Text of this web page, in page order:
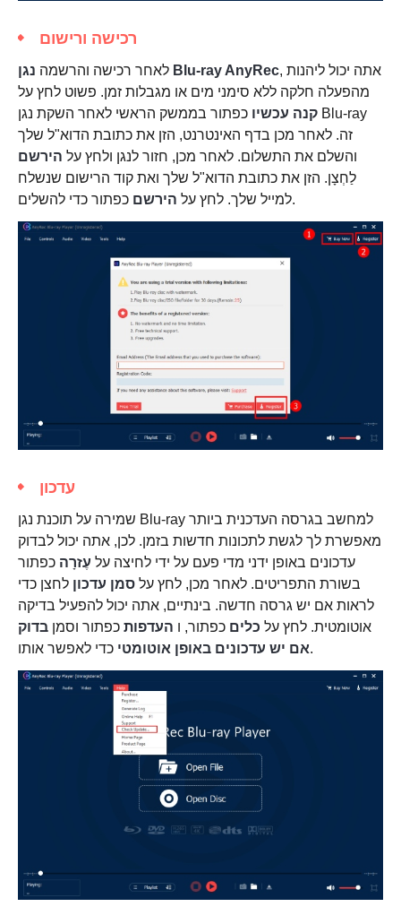
רכישה ורישום
לאחר רכישה והרשמה נגן Blu-ray AnyRec, אתה יכול ליהנות
מהפעלה חלקה ללא סימני מים או מגבלות זמן. פשוט לחץ על
קנה עכשיו כפתור בממשק הראשי לאחר השקת נגן Blu-ray
זה. לאחר מכן בדף האינטרנט, הזן את כתובת הדוא"ל שלך
והשלם את התשלום. לאחר מכן, חזור לנגן ולחץ על הירשם
לַחְצָן. הזן את כתובת הדוא"ל שלך ואת קוד הרישום שנשלח
למייל שלך. לחץ על הירשם כפתור כדי להשלים.
עדכון
שמירה על תוכנת נגן Blu-ray למחשב בגרסה העדכנית ביותר
מאפשרת לך לגשת לתכונות חדשות בזמן. לכן, אתה יכול לבדוק
עדכונים באופן ידני מדי פעם על ידי לחיצה על עֶזרָה כפתור
בשורת התפריטים. לאחר מכן, לחץ על סמן עדכון לחצן כדי
לראות אם יש גרסה חדשה. בינתיים, אתה יכול להפעיל בדיקה
אוטומטית. לחץ על כלים כפתור, ו העדפות כפתור וסמן בדוק
אם יש עדכונים באופן אוטומטיכדי לאפשר אותו.